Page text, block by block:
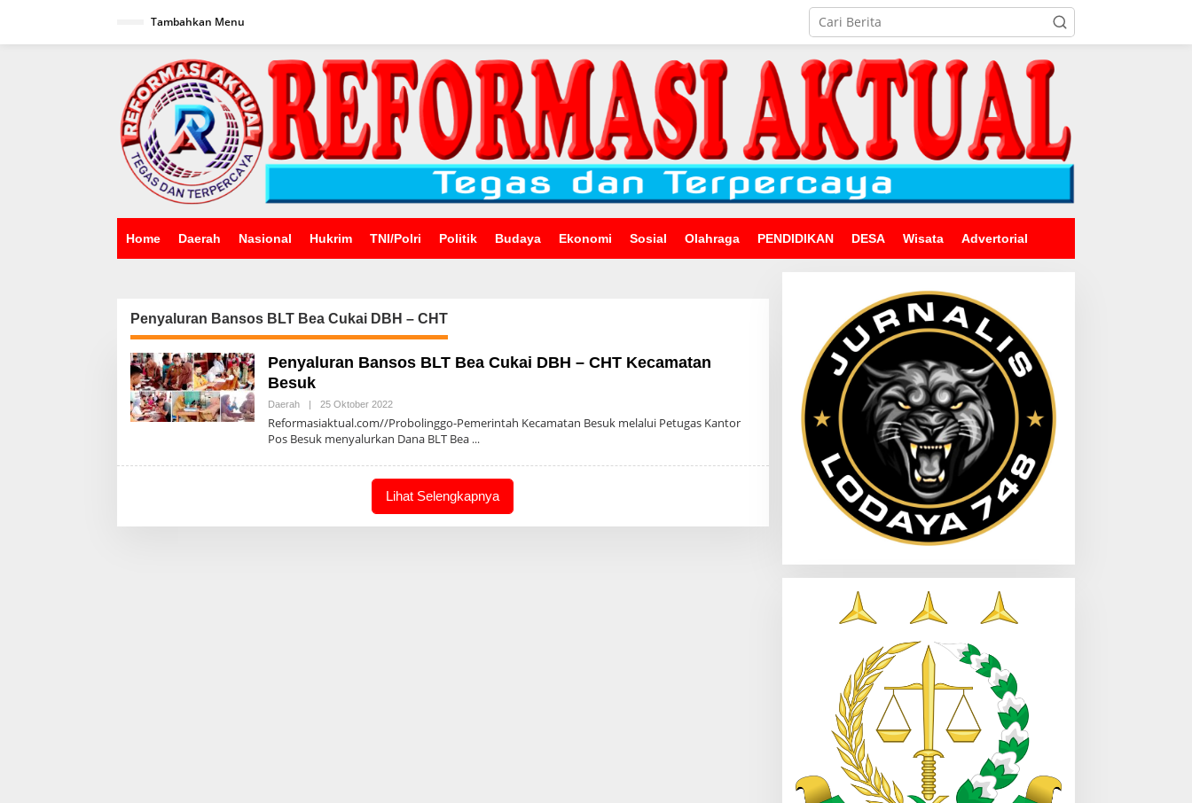
Tambahkan Menu
Home Daerah Nasional Hukrim TNI/Polri Politik Budaya Ekonomi Sosial Olahraga PENDIDIKAN DESA Wisata Advertorial
Penyaluran Bansos BLT Bea Cukai DBH – CHT
Penyaluran Bansos BLT Bea Cukai DBH – CHT Kecamatan
Besuk
Daerah | 25 Oktober 2022Oleh
Reformasiaktual.com//Probolinggo-Pemerintah Kecamatan Besuk melalui Petugas Kantor
Pos Besuk menyalurkan Dana BLT Bea
Lihat Selengkapnya